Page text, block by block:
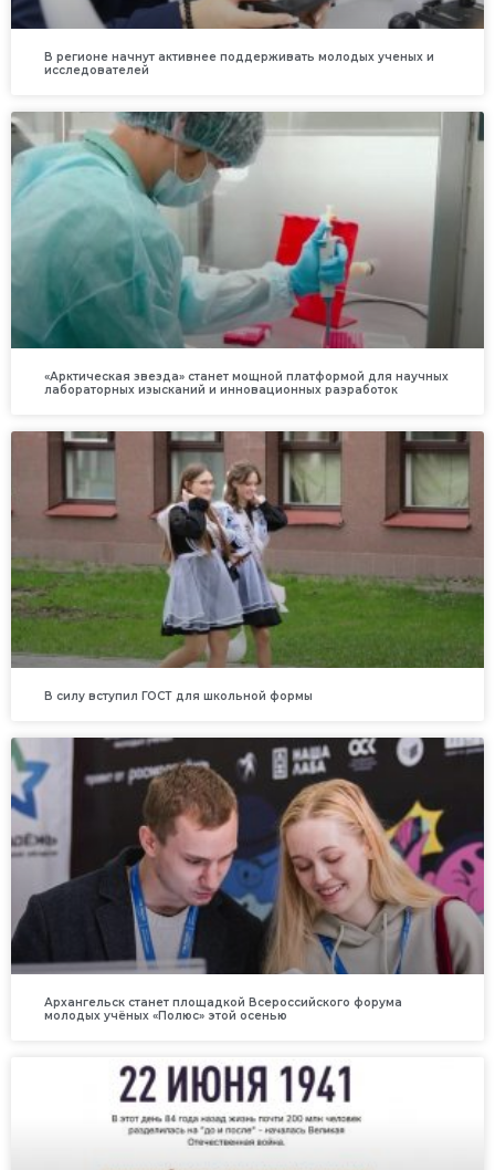
В регионе начнут активнее поддерживать молодых ученых и
исследователей
«Арктическая звезда» станет мощной платформой для научных
лабораторных изысканий и инновационных разработок
В силу вступил ГОСТ для школьной формы
Архангельск станет площадкой Всероссийского форума
молодых учёных «Полюс» этой осенью